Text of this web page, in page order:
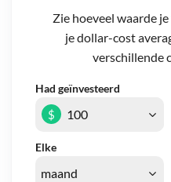
Zie hoeveel waarde
je dollar-cost
verschillende
Had geïnvesteerd
Elke
$